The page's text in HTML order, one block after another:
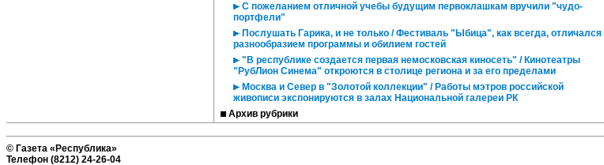
С пожеланием отличной учебы будущим первоклашкам вручили "чудо-
портфели"
Послушать Гарика, и не только / Фестиваль "Ыбица", как всегда, отличался
разнообразием программы и обилием гостей
"В республике создается первая немосковская киносеть" / Кинотеатры
"РубЛион Синема" откроются в столице региона и за его пределами
Москва и Север в "Золотой коллекции" / Работы мэтров российской
живописи экспонируются в залах Национальной галереи РК
Архив рубрики
© Газета «Республика»
Телефон (8212) 24-26-04